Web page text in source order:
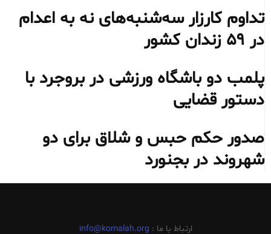
تداوم کارزار سه‌شنبه‌های نه به اعدام
در ۵۹ زندان کشور
پلمب دو باشگاه ورزشی در بروجرد با
دستور قضایی
صدور حکم حبس و شلاق برای دو
شهروند در بجنورد
ارتباط با ما : info@komalah.org